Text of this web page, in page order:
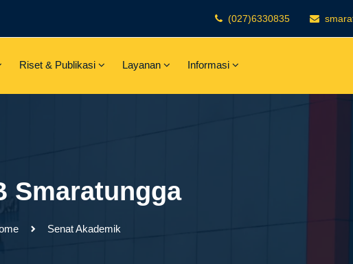
(027)6330835
Riset & Publikasi Layanan Informasi
Smaratungga
Senat Akademik